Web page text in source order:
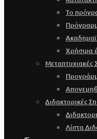
Το
Χρήσιμα
Μεταπτυχιακές
Διδακτορικές
Λίστα